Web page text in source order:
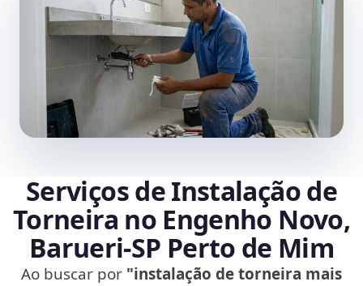
Serviços de Instalação de
Torneira no Engenho Novo,
Barueri‑SP Perto de Mim
Ao buscar por "instalação de torneira mais